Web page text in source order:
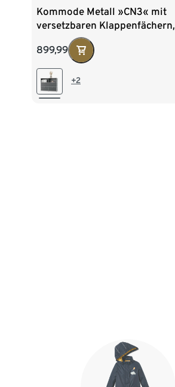
Kommode Metall »CN3« mit
versetzbaren Klappenfächern,
899,99
+2